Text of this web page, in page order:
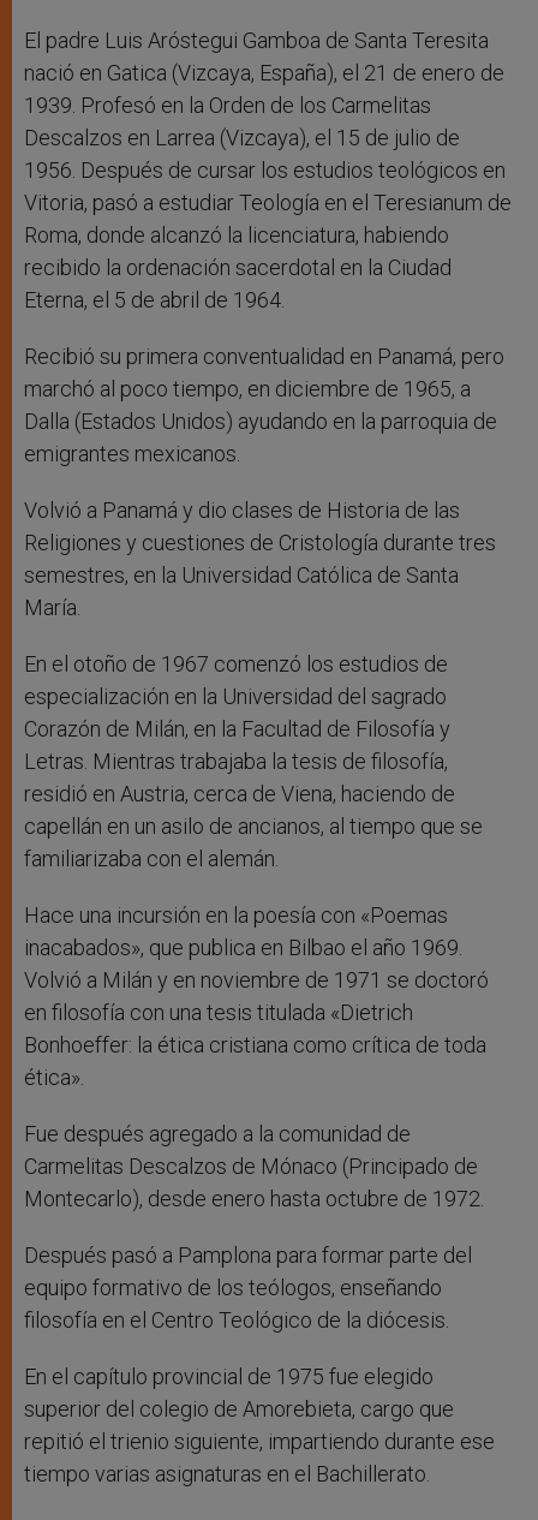
El padre Luis Aróstegui Gamboa de Santa Teresita
nació en Gatica (Vizcaya, España), el 21 de enero de
1939. Profesó en la Orden de los Carmelitas
Descalzos en Larrea (Vizcaya), el 15 de julio de
1956. Después de cursar los estudios teológicos en
Vitoria, pasó a estudiar Teología en el Teresianum de
Roma, donde alcanzó la licenciatura, habiendo
recibido la ordenación sacerdotal en la Ciudad
Eterna, el 5 de abril de 1964.
Recibió su primera conventualidad en Panamá, pero
marchó al poco tiempo, en diciembre de 1965, a
Dalla (Estados Unidos) ayudando en la parroquia de
emigrantes mexicanos.
Volvió a Panamá y dio clases de Historia de las
Religiones y cuestiones de Cristología durante tres
semestres, en la Universidad Católica de Santa
María.
En el otoño de 1967 comenzó los estudios de
especialización en la Universidad del sagrado
Corazón de Milán, en la Facultad de Filosofía y
Letras. Mientras trabajaba la tesis de filosofía,
residió en Austria, cerca de Viena, haciendo de
capellán en un asilo de ancianos, al tiempo que se
familiarizaba con el alemán.
Hace una incursión en la poesía con «Poemas
inacabados», que publica en Bilbao el año 1969.
Volvió a Milán y en noviembre de 1971 se doctoró
en filosofía con una tesis titulada «Dietrich
Bonhoeffer: la ética cristiana como crítica de toda
ética».
Fue después agregado a la comunidad de
Carmelitas Descalzos de Mónaco (Principado de
Montecarlo), desde enero hasta octubre de 1972.
Después pasó a Pamplona para formar parte del
equipo formativo de los teólogos, enseñando
filosofía en el Centro Teológico de la diócesis.
En el capítulo provincial de 1975 fue elegido
superior del colegio de Amorebieta, cargo que
repitió el trienio siguiente, impartiendo durante ese
tiempo varias asignaturas en el Bachillerato.